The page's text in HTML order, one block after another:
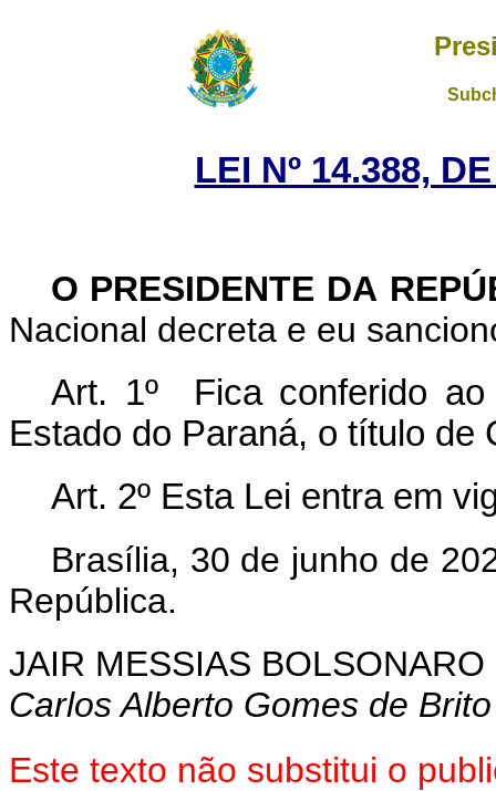
LEI Nº 14.388,
O PRESIDENTE DA
Nacional decreta e eu
Art. 1º Fica conferido
Estado do Paraná, o título de
Art. 2º Esta Lei entra em
Brasília, 30 de junho de
República.
JAIR MESSIAS BOLSONARO
Carlos Alberto Gomes de Brito
Este texto não substitui o